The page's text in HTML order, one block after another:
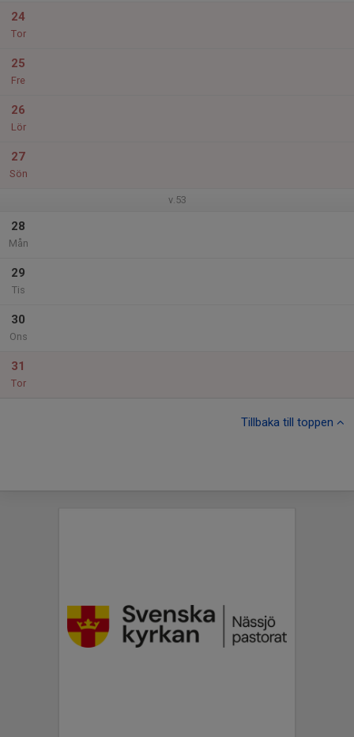
24
Tor
25
Fre
26
Lör
27
Sön
v.53
28
Mån
29
Tis
30
Ons
31
Tor
Tillbaka till toppen